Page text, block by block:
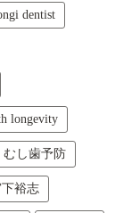
dentist
longevity
むし歯予防
裕志